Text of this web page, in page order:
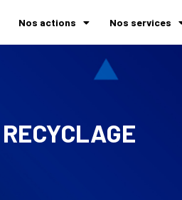
Nos actions Nos services
RECYCLAGE